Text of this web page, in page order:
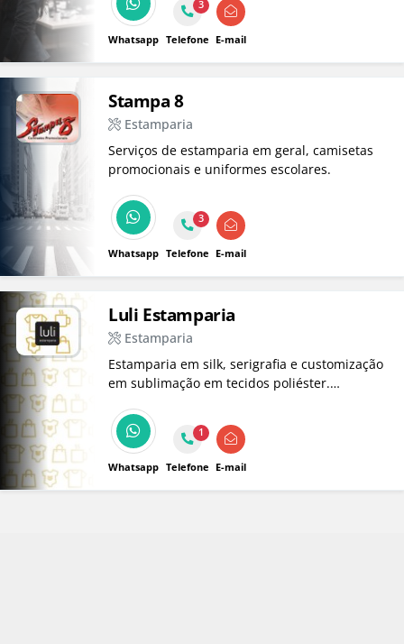
Whatsapp
3
Telefone E-mail
Stampa 8
Estamparia
Serviços de estamparia em geral, camisetas
promocionais e uniformes escolares.
Whatsapp
3
Telefone E-mail
Luli Estamparia
Estamparia
Estamparia em silk, serigrafia e customização
em sublimação em tecidos poliéster.
serigráficas.
Whatsapp
1
Telefone E-mail